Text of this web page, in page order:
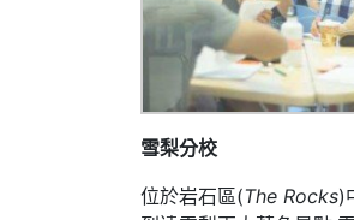
雪梨分校
位於岩石區(The Rocks)